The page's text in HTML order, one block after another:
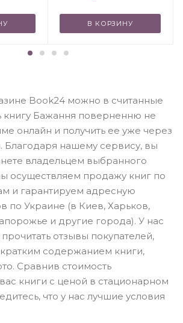
В КОРЗИНУ
Book24 можно в считанные
книгу Бажання поверненню не
онлайн и получить ее уже через
Благодаря нашему сервису, вы
владельцем выбранного
осуществляем продажу книг по
и гарантируем адресную
по Украине (в Киев, Харьков,
и другие города). У нас
отзывы покупателей,
кратким содержанием книги,
Сравнив стоимость
книги с ценой в стационарном
что у нас лучшие условия